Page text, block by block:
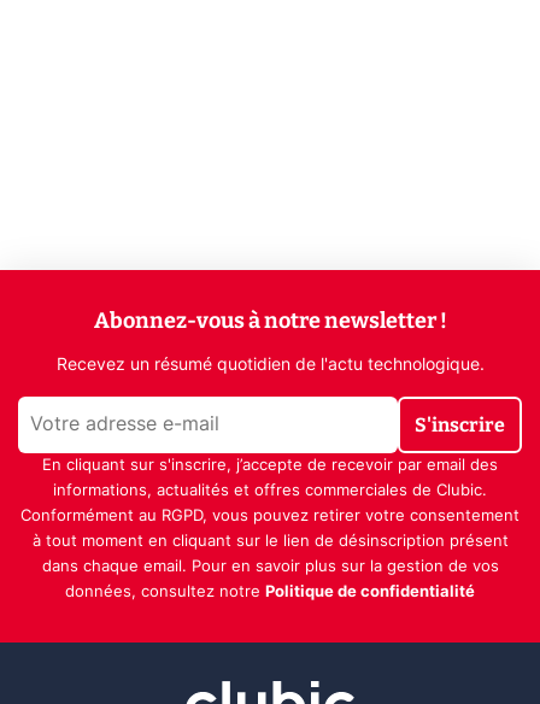
Abonnez-vous à notre newsletter !
Recevez un résumé quotidien de l'actu technologique.
S'inscrire
En cliquant sur s'inscrire, j’accepte de recevoir par email des
informations, actualités et offres commerciales de Clubic.
Conformément au RGPD, vous pouvez retirer votre consentement
à tout moment en cliquant sur le lien de désinscription présent
dans chaque email. Pour en savoir plus sur la gestion de vos
données, consultez notre Politique de confidentialité